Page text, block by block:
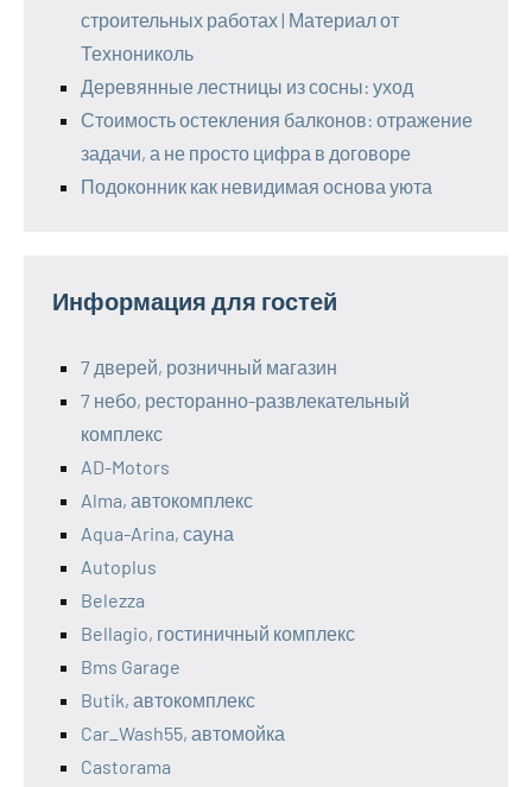
строительных работах | Материал от
Технониколь
Деревянные лестницы из сосны: уход
Стоимость остекления балконов: отражение
задачи, а не просто цифра в договоре
Подоконник как невидимая основа уюта
Информация для гостей
7 дверей, розничный магазин
7 небо, ресторанно-развлекательный
комплекс
AD-Motors
Alma, автокомплекс
Aqua-Arina, сауна
Autoplus
Belezza
Bellagio, гостиничный комплекс
Bms Garage
Butik, автокомплекс
Car_Wash55, автомойка
Castorama